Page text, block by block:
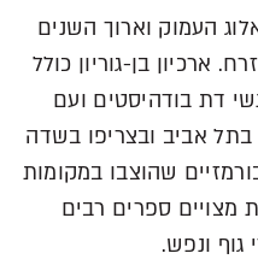
העמוק וארוך השנים
ארכיון בן-גוריון כולל
דת בודהיסטים ועם
אביב ובצריפו בשדה
שהוצבו במקומות
מצויים ספרים רבים
ונפש.